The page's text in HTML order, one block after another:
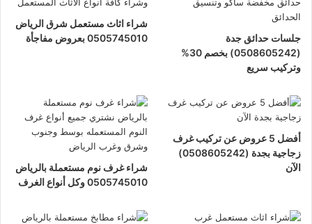
جلسات حدائق جدة
(0508605242) بخصم 30%
وتركيب سريع
شراء اثاث مستعمل شرق الرياض
0505745010 بعروض مفاجأة
أفضل 5 عروض عن تركيب غرف
زجاجية بجدة (0508605242)
الآن
شراء غرف نوم مستعملة بالرياض
0505745010 وكل أنواع الغرف